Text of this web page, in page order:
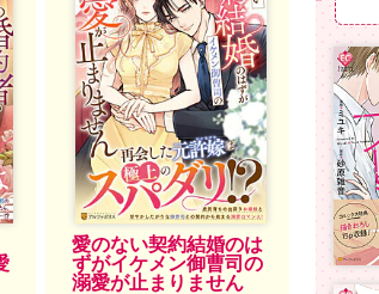
愛のない契約結婚のは
ずがイケメン御曹司の
溺愛が止まりません